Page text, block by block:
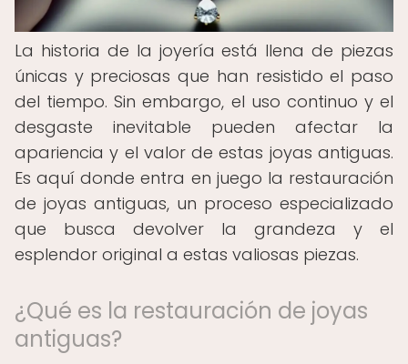
La historia de la joyería está llena de piezas
únicas y preciosas que han resistido el paso
del tiempo. Sin embargo, el uso continuo y el
desgaste inevitable pueden afectar la
apariencia y el valor de estas joyas antiguas.
Es aquí donde entra en juego la restauración
de joyas antiguas, un proceso especializado
que busca devolver la grandeza y el
esplendor original a estas valiosas piezas.
¿Qué es la restauración de joyas
antiguas?